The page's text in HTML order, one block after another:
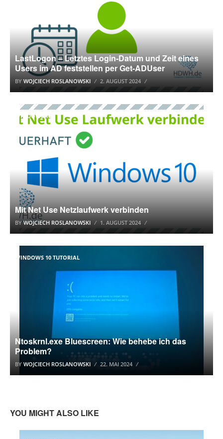
LastLogon – Letztes Login-Datum und Zeit eines
Users im AD feststellen per Get-ADUser
BY WOJCIECH ROSLANOWSKI 2. AUGUST 2024
WINDOWS 10
Mit Net Use Netzlaufwerk verbinden
BYWOJCIECH ROSLANOWSKI 1. AUGUST 2024
WINDOWS 10 TUTORIAL
Ntoskrnl.exe Bluescreen: Wie behebe ich das
Problem?
BY WOJCIECH ROSLANOWSKI 22. MAI 2024
YOU MIGHT ALSO LIKE